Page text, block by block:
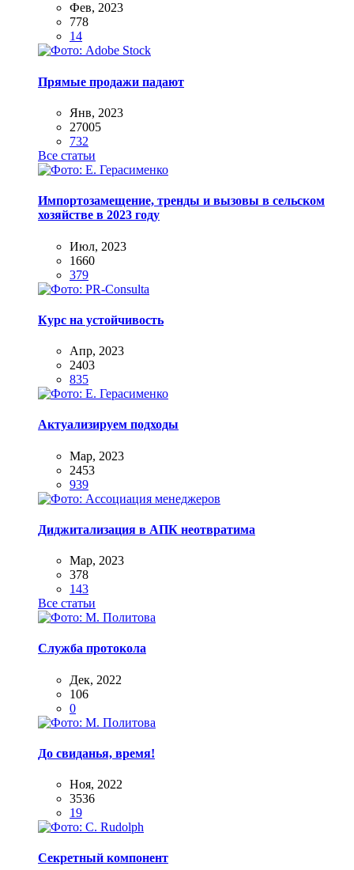
Фев, 2023
778
14
Прямые продажи падают
Янв, 2023
27005
732
Все статьи
Импортозамещение, тренды и вызовы в сельском
хозяйстве в 2023 году
Июл, 2023
1660
379
Курс на устойчивость
Апр, 2023
2403
835
Актуализируем подходы
Мар, 2023
2453
939
Диджитализация в АПК неотвратима
Мар, 2023
378
143
Все статьи
Служба протокола
Дек, 2022
106
0
До свиданья, время!
Ноя, 2022
3536
19
Секретный компонент